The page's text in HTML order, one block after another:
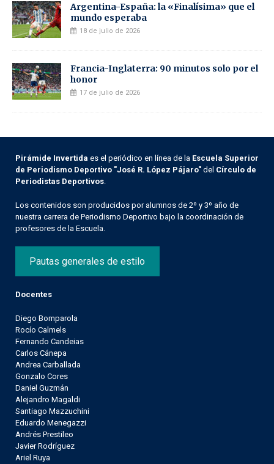
Argentina-España: la «Finalísima» que el
mundo esperaba
18 de julio de 2026
Francia-Inglaterra: 90 minutos solo por el
honor
17 de julio de 2026
Pirámide Invertida es el periódico en línea de la Escuela Superior
de Periodismo Deportivo "José R. López Pájaro" del Círculo de
Periodistas Deportivos
Los contenidos son producidos por alumnos de 2º y 3º año de
nuestra carrera de Periodismo Deportivo bajo la coordinación de
profesores de la Escuela.
Pautas generales de estilo
Docentes
Diego Bomparola
Rocío Calmels
Fernando Candeias
Carlos Cánepa
Andrea Carballada
Gonzalo Cores
Daniel Guzmán
Alejandro Magaldi
Santiago Mazzuchini
Eduardo Menegazzi
Andrés Prestileo
Javier Rodríguez
Ariel Ruya